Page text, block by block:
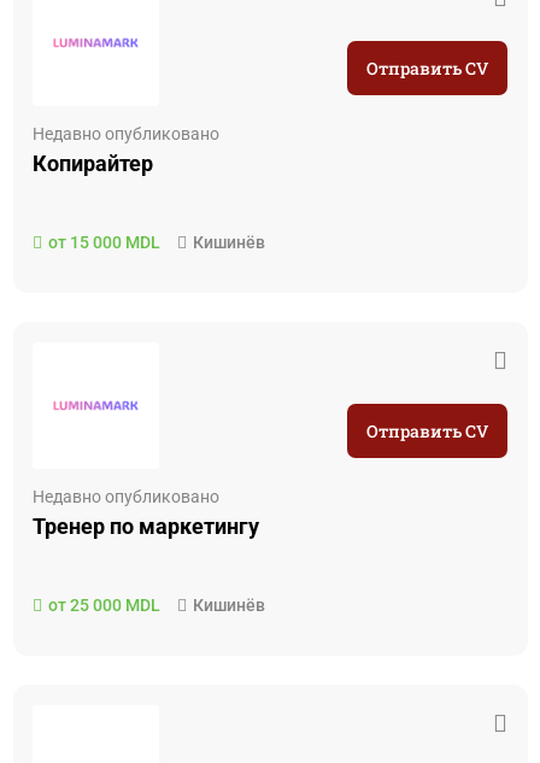
Недавно опубликовано
Копирайтер
от 15 000 MDL Кишинёв
Отправить CV
Недавно опубликовано
Тренер по маркетингу
от 25 000 MDL Кишинёв
Отправить CV